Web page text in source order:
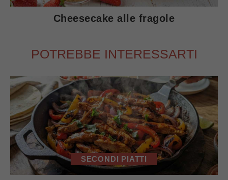
Cheesecake alle fragole
POTREBBE INTERESSARTI
SECONDI PIATTI